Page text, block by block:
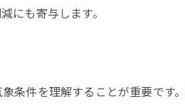
にも寄与します。
条件を理解することが重要です